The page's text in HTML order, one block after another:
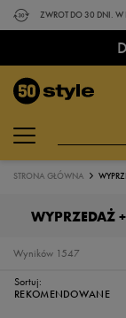
ZWROT DO 30 DNI. W
STRONA GŁÓWNA
WYPRZEDAŻ
1547
Wyników
Sortuj:
REKOMENDOWANE